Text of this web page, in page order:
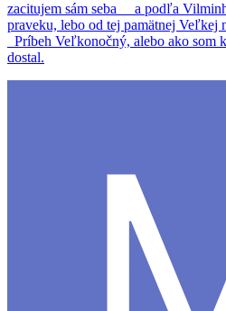
zacitujem sám seba a podľa
praveku, lebo od tej pamätnej Veľkej
Príbeh Veľkonočný, alebo ako som
dostal.